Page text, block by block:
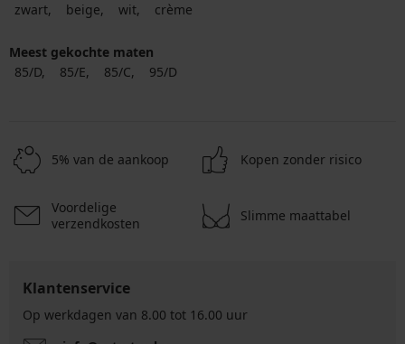
zwart
beige wit crème
Meest gekochte maten
85/D
85/E 85/C 95/D
5% van de aankoop Kopen zonder risico
Voordelige
verzendkosten
Slimme maattabel
Klantenservice
Op werkdagen van 8.00 tot 16.00 uur